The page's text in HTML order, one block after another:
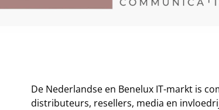
De Nederlandse en Benelux IT-markt is
distributeurs, resellers, media en